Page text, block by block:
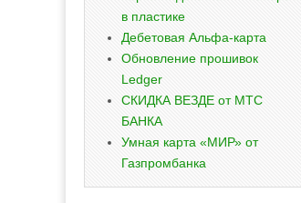
в пластике
Дебетовая Альфа-карта
Обновление прошивок
Ledger
СКИДКА ВЕЗДЕ от МТС
БАНКА
Умная карта «МИР» от
Газпромбанка